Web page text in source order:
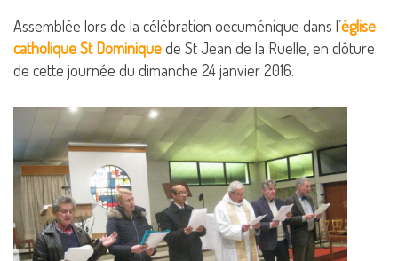
Assemblée lors de la célébration oecuménique dans l’église
catholique St Dominiquede St Jean de la Ruelle, en clôture
de cette journée du dimanche 24 janvier 2016.